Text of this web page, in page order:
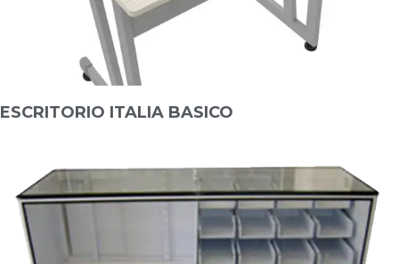
ESCRITORIO ITALIA BASICO